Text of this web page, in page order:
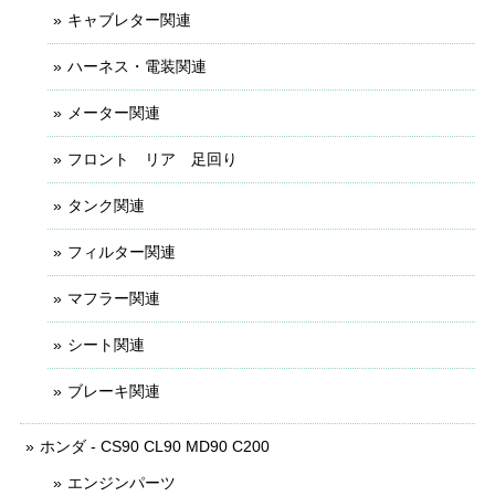
キャブレター関連
ハーネス・電装関連
メーター関連
フロント リア 足回り
タンク関連
フィルター関連
マフラー関連
シート関連
ブレーキ関連
ホンダ - CS90 CL90 MD90 C200
エンジンパーツ